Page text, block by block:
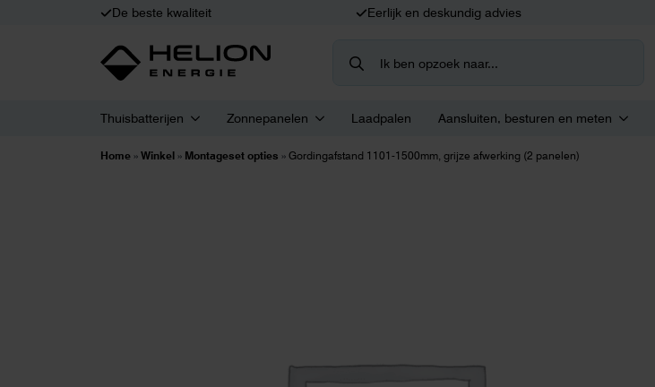
De beste kwaliteit Eerlijk en deskundig advies
for:
Thuisbatterijen Zonnepanelen Laadpalen Aansluiten, besturen en meten
Home » Winkel » Montageset opties » Gordingafstand 1101-1500mm, grijze afwerking (2 panelen)